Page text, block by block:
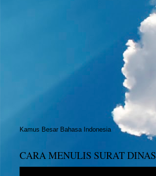
Kamus Besar Bahasa Indonesia
CARA MENULIS SURAT DINAS